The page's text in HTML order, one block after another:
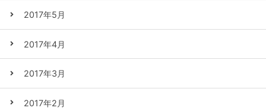
2017年5月
2017年4月
2017年3月
2017年2月